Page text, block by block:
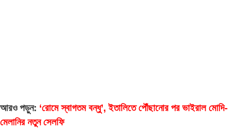
আরও পড়ুন: ‘রোমে স্বাগতম বন্ধু’, ইতালিতে পৌঁছানোর পর ভাইরাল মোদি-
মেলানির নতুন সেলফি